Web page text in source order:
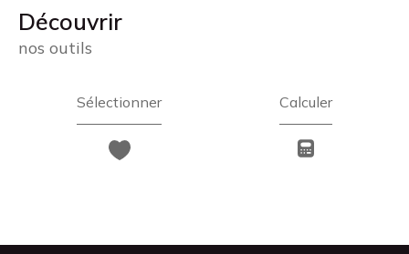
découvrir
nos outils
Sélectionner Calculer